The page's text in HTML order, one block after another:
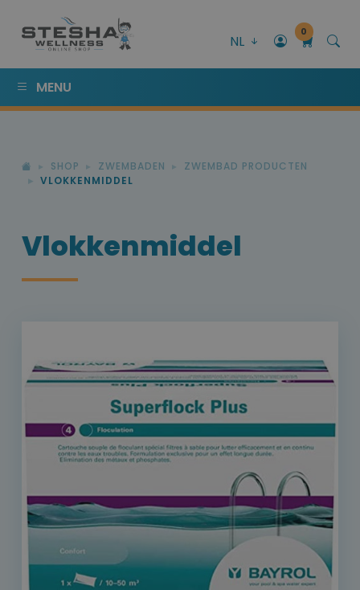
NL
0
MENU
SHOP ZWEMBADEN
ZWEMBAD PRODUCTEN
VLOKKENMIDDEL
Vlokkenmiddel